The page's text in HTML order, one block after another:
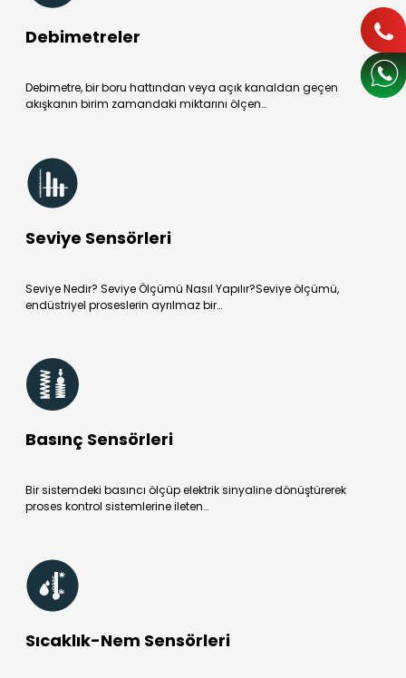
Debimetreler
Debimetre, bir boru hattından veya açık kanaldan geçen
akışkanın birim zamandaki miktarını ölçen…
Seviye Sensörleri
Seviye Nedir? Seviye Ölçümü Nasıl Yapılır?Seviye ölçümü,
endüstriyel proseslerin ayrılmaz bir…
Basınç Sensörleri
Bir sistemdeki basıncı ölçüp elektrik sinyaline dönüştürerek
proses kontrol sistemlerine ileten…
Sıcaklık-Nem Sensörleri